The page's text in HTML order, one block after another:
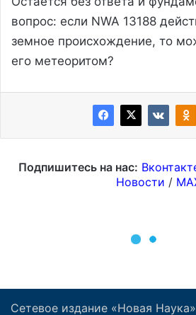
Сетевое издание «Новая Наука»